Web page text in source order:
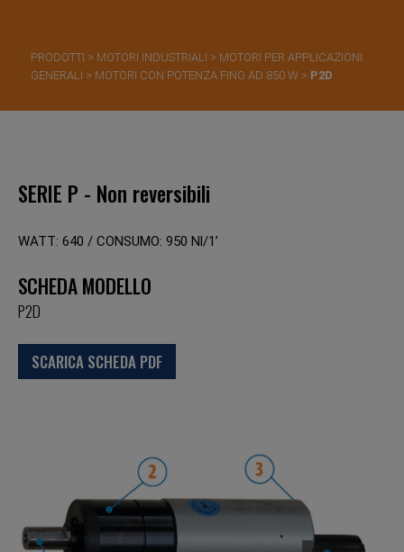
PRODOTTI > MOTORI INDUSTRIALI > MOTORI PER APPLICAZIONI
GENERALI > MOTORI CON POTENZA FINO AD 850 W > P2D
SERIE P - Non reversibili
WATT: 640 / CONSUMO: 950 Nl/1’
SCHEDA MODELLO
P2D
SCARICA SCHEDA PDF